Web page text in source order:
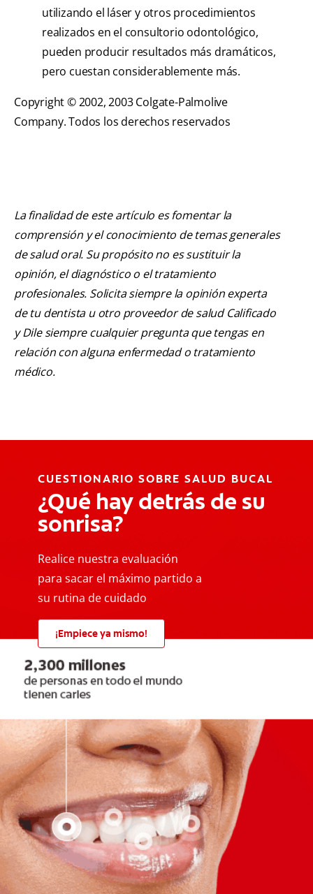
utilizando el láser y otros procedimientos
realizados en el consultorio odontológico,
pueden producir resultados más dramáticos,
pero cuestan considerablemente más.
Copyright © 2002, 2003 Colgate-Palmolive
Company. Todos los derechos reservados
La finalidad de este artículo es fomentar la
comprensión y el conocimiento de temas generales
de salud oral. Su propósito no es sustituir la
opinión, el diagnóstico o el tratamiento
profesionales. Solicita siempre la opinión experta
de tu dentista u otro proveedor de salud Calificado
y Dile siempre cualquier pregunta que tengas en
relación con alguna enfermedad o tratamiento
médico.
CUESTIONARIO SOBRE SALUD BUCAL
¿Qué hay detrás de su
sonrisa?
Realice nuestra evaluación
para sacar el máximo partido a
su rutina de cuidado
¡Empiece ya mismo!